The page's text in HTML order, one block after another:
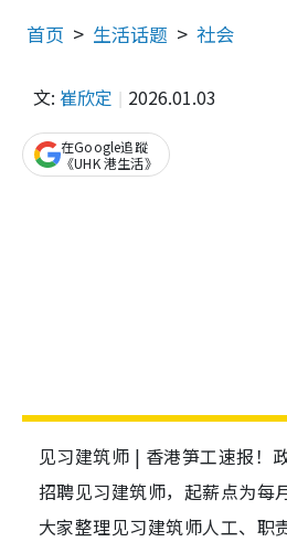
首页 生活话题 社会
文: 崔欣定 2026.01.03
在Google追蹤
《UHK 港生活》
见习建筑师 | 香港笋工速报！
招聘见习建筑师，起薪点为每
大家整理见习建筑师人工、职